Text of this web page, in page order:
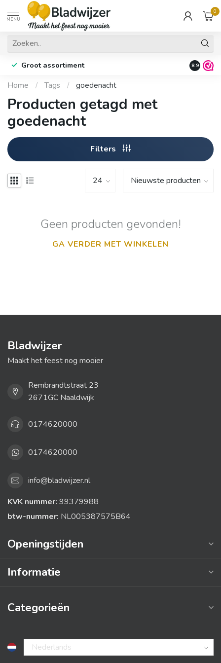
MENU
0
Groot assortiment Fysieke
8.9
Home / Tags / goedenacht
Producten getagd met
goedenacht
Filters
Geen producten gevonden!
GA VERDER MET WINKELEN
Bladwijzer
Maakt het feest nog mooier
Rembrandtstraat 23
2671GC Naaldwijk
0174620000
0174620000
info@bladwijzer.nl
KVK nummer: 99379988
btw-nummer: NL005387575B64
Openingstijden
Informatie
Categorieën